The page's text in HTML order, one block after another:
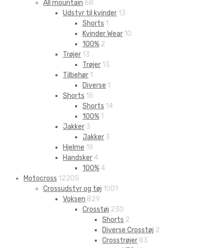
All mountain 68
Udstyr til kvinder 13
Shorts 1
Kvinder Wear 10
100% 2
Trøjer 13
Trøjer 13
Tilbehør 1
Diverse 1
Shorts 15
Shorts 14
100% 1
Jakker 3
Jakker 3
Hjelme 19
Handsker 4
100% 4
Motocross 12205
Crossudstyr og tøj 1001
Voksen 829
Crosstøj 230
Shorts 2
Diverse Crosstøj 2
Crosstrøjer 83